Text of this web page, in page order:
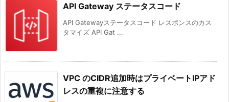
API Gateway ステータスコード
API Gatewayステータスコード レスポンスのカス
タマイズ API Gat ...
VPC のCIDR追加時はプライベートIPアド
レスの重複に注意する